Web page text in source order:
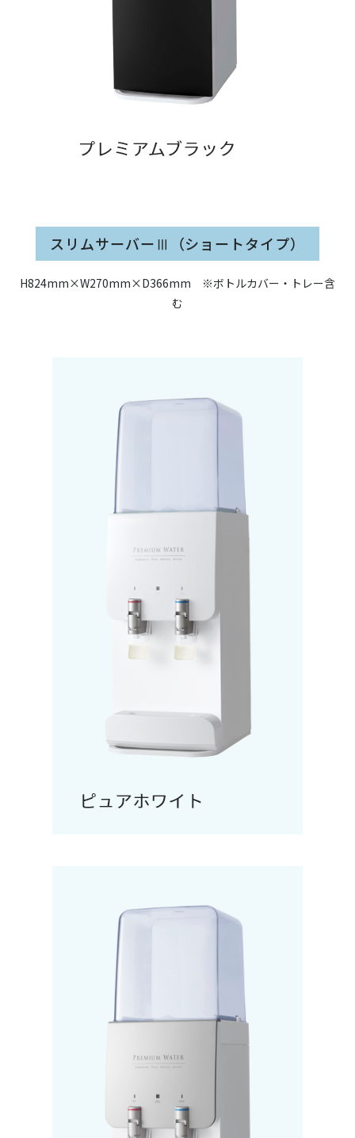
スリムサーバーⅢ（ショートタイプ）
H824mm×W270mm×D366mm ※ボトルカバー・トレー含
む